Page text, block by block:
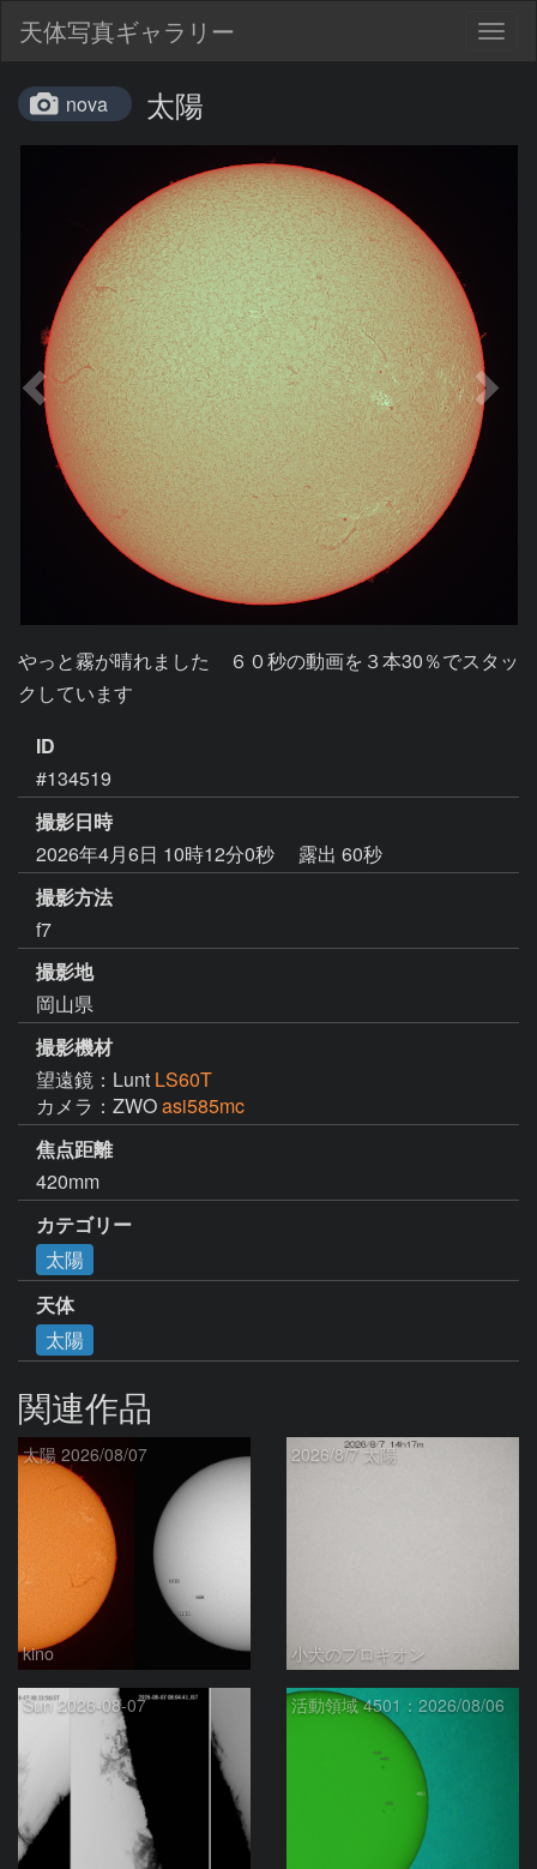
天体写真ギャラリー
nova 太陽
やっと霧が晴れました　６０秒の動画を３本30％でスタッ
クしています
ID
#134519
撮影日時
2026年4月6日 10時12分0秒
露出 60秒
撮影方法
f7
撮影地
岡山県
撮影機材
望遠鏡：Lunt LS60T
カメラ：ZWOasi585mc
焦点距離
420mm
カテゴリー
太陽
天体
太陽
関連作品
太陽 2026/08/07
kino
2026/8/7 太陽
小犬のプロキオン
Sun 2026-08-07 活動領域 4501：2026/08/06